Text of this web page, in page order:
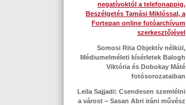
negatívoktól a telefonappig,
Beszélgetés Tamási Miklóssal, a
Fortepan online fotóarchívum
szerkesztőjével
Somosi Rita Objektív nélkül,
Médiumelméleti kísérletek Balogh
Viktória és Dobokay Máté
fotósorozataiban
Leila Sajjadi: Csendesen szemlélni
a várost ‒ Sasan Abri iráni művész